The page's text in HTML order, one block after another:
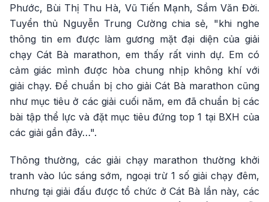
Phước, Bùi Thị Thu Hà, Vũ Tiến Mạnh, Sầm Văn Đời.
Tuyển thủ Nguyễn Trung Cường chia sẻ, "khi nghe
thông tin em được làm gương mặt đại diện của giải
chạy Cát Bà marathon, em thấy rất vinh dự. Em có
cảm giác mình được hòa chung nhịp không khí với
giải chạy. Để chuẩn bị cho giải Cát Bà marathon cũng
như mục tiêu ở các giải cuối năm, em đã chuẩn bị các
bài tập thể lực và đặt mục tiêu đứng top 1 tại BXH của
các giải gần đây…".
Thông thường, các giải chạy marathon thường khởi
tranh vào lúc sáng sớm, ngoại trừ 1 số giải chạy đêm,
nhưng tại giải đấu được tổ chức ở Cát Bà lần này, các